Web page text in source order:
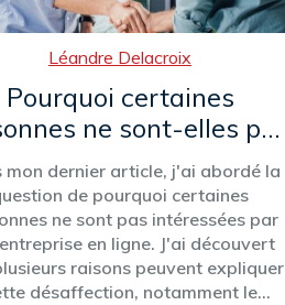
Léandre Delacroix
Pourquoi certaines
ne sont-elles pas
intéressées par une
entreprise en ligne?
mon dernier article, j'ai abordé la
de pourquoi certaines
ne sont pas intéressées par
en ligne. J'ai découvert
raisons peuvent expliquer
désaffection, notamment le